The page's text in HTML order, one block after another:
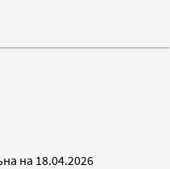
на 18.04.2026